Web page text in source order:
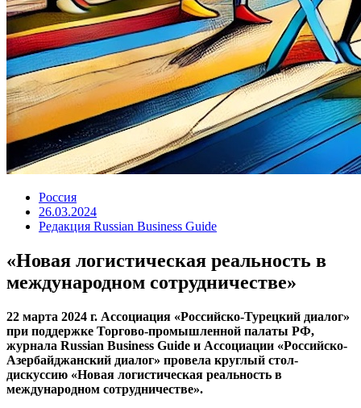
Россия
26.03.2024
Редакция Russian Business Guide
«Новая логистическая реальность в
международном сотрудничестве»
22 марта 2024 г. Ассоциация «Российско-Турецкий диалог»
при поддержке Торгово-промышленной палаты РФ,
журнала Russian Business Guide и Ассоциации «Российско-
Азербайджанский диалог» провела круглый стол-
дискуссию «Новая логистическая реальность в
международном сотрудничестве».